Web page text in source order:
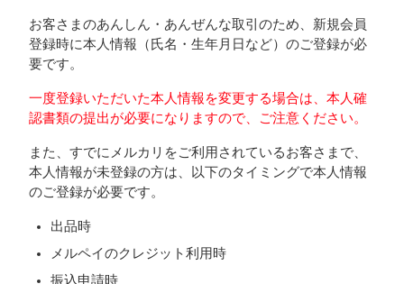
お客さまのあんしん・あんぜんな取引のため、新規会員
登録時に本人情報（氏名・生年月日など）のご登録が必
要です。
一度登録いただいた本人情報を変更する場合は、本人確
認書類の提出が必要になりますので、ご注意ください。
また、すでにメルカリをご利用されているお客さまで、
本人情報が未登録の方は、以下のタイミングで本人情報
のご登録が必要です。
出品時
メルペイのクレジット利用時
振込申請時